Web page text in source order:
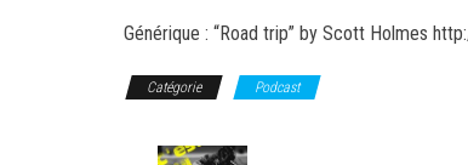
Générique : “Road trip” by Scott Holmes
Catégorie Podcast